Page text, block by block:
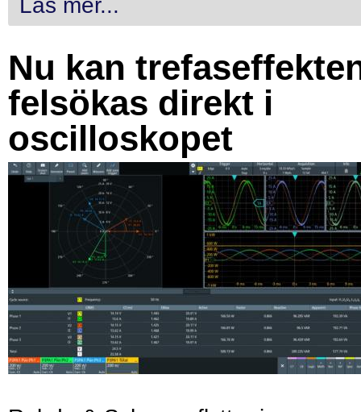
Läs mer...
Nu kan
felsökas direkt i
oscilloskopet